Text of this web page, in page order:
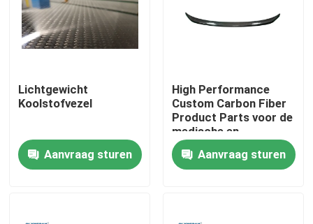
Thuis
Video's
Lichtgewicht
Koolstofvezel
Aanvraag sturen
High Performance
Custom Carbon Fiber
Product Parts voor de
medische en
automotive industrie
Aanvraag sturen